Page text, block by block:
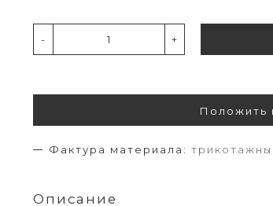
- +
Положить
Фактура материала:
Описание